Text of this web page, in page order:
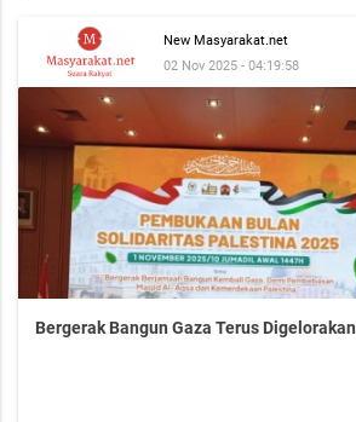
New Masyarakat.net
02 Nov 2025 - 04:19:58
Bergerak Bangun Gaza Terus Digelorakan